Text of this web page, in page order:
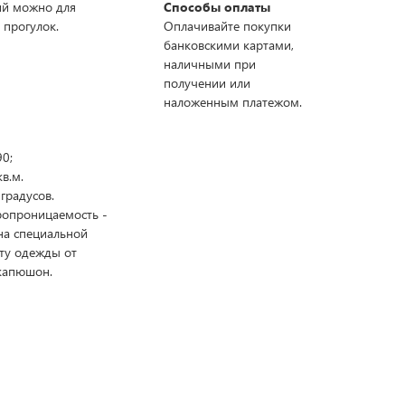
можно для
-
специальной
одежды от
Способы оплаты
Оплачивайте покупки
банковскими картами,
наличными при
получении или
наложенным платежом.